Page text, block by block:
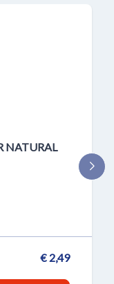
NATURAL
€ 2,49